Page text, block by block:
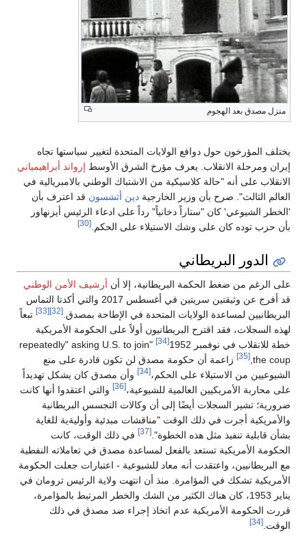
منزل مصدق بعد الهجوم
يختلف المؤرخون حول دوافع الولايات المتحدة لتغيير سياستها تجاه
إيران ومرحلة الانقلاب. يعرف مؤرخ الشرق الأوسط إرواند أبراهيمياني
الانقلاب على أنه "حالة كلاسيكية من الاشتباك الوطني بالامبريالية في
العالم الثالث". صرح بأن وزير الخارجية دين أتشسون قد اعترف بأن
'الخطر الشيوعي' كان "ستاراً دخانياً" رداً على ادعاء الرئيس أيزنهاور
بأن حزب توده كان على وشك الاستيلاء على الحكم. [30]
الدور البريطاني
على الرغم من ضغط الحكمة البريطانية، إلا أن أرشيف الأمن الوطني
قد أفرج عن وثيقتين سريتين في أغسطس 2017 والتي أكدتا التماس
البريطانيين لمساعدة الولايات المتحدة في الإطاحة بمصدق.[32]
[33]
تبعاً
لهذه السجلات، فقد اقترح البريطانيون أولاً على الحكومة الأمريكية
خطة للانقلاب في نوفمبر 1952
[34]
"repeatedly" asking U.S. to join
the coup,
[35]
زاعمة أن حكومة مصدق لن تكون قادرة على منع
الشيوعيين من الاستيلاء على الحكم،[34]
وأن مصدق كان يشكل تهديداً
على محاربة الأمريكيين العالمية للشيوعية،[36]
والتي اعتقدوا أنها كانت
ضرورية؛ تشير السجلات أيضًا إلى أن وكالات التجسس البريطانية
والأمريكية أجرت في ذلك الوقت "مناقشات مبدئية وأوليةية للغاية
بشأن قابلية تنفيذ مثل هذه الخطوة".[37]
في ذلك الوقت، كانت
الحكومة الأمريكية تستعد بالفعل لمساعدة مصدق في تعاملاته النفطية
مع البريطانيين، واعتقدت أنه معاد للشيوعية - اعتبارات جعلت الحكومة
الأمريكية تشكك في المؤامرة. منذ أن انتهت ولاية الرئيس ترومان في
يناير 1953، كان هناك الكثير من الشك والخطر المرتبط بالمؤامرة،
قررت الحكومة الأمريكية عدم اتخاذ إجراء ضد مصدق في ذلك
الوقت.[34]